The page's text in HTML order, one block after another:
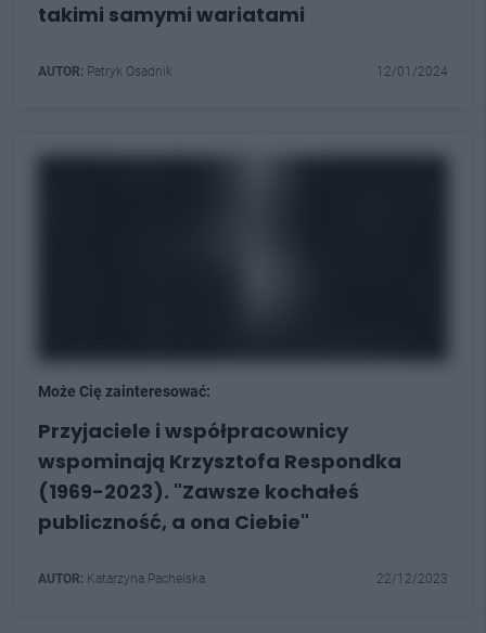
takimi samymi wariatami
AUTOR: Patryk Osadnik 12/01/2024
Może Cię zainteresować:
Przyjaciele i współpracownicy
wspominają Krzysztofa Respondka
(1969-2023). " Zawsze kochałeś
publiczność, a ona Ciebie"
AUTOR: Katarzyna Pachelska 22/12/2023